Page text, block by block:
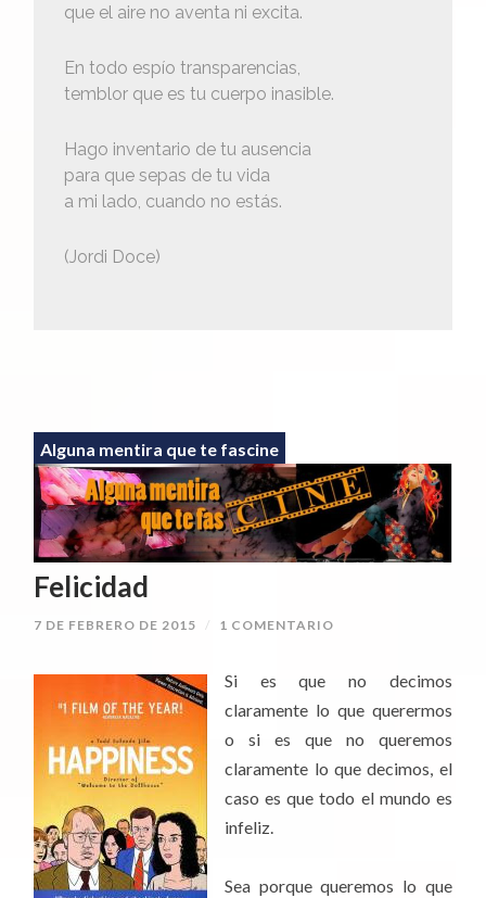
que el aire no aventa ni excita.
En todo espío transparencias,
temblor que es tu cuerpo inasible.
Hago inventario de tu ausencia
para que sepas de tu vida
a mi lado, cuando no estás.
(Jordi Doce)
Alguna mentira que te fascine
Felicidad
7 DE FEBRERO DE 2015 / 1 COMENTARIO
Si es que no decimos
claramente lo que querermos
o si es que no queremos
claramente lo que decimos, el
caso es que todo el mundo es
infeliz.
Sea porque queremos lo que